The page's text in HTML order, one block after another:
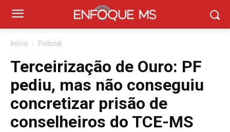
Início Policial
Terceirização de Ouro: PF
pediu, mas não conseguiu
concretizar prisão de
conselheiros do TCE-MS